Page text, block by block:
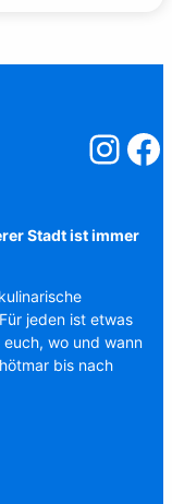
Stadt ist immer
jeden ist etwas
wo und wann
bis nach